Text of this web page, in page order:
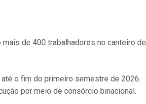
de 400 trabalhadores no canteiro de
o fim do primeiro semestre de 2026.
por meio de consórcio binacional.